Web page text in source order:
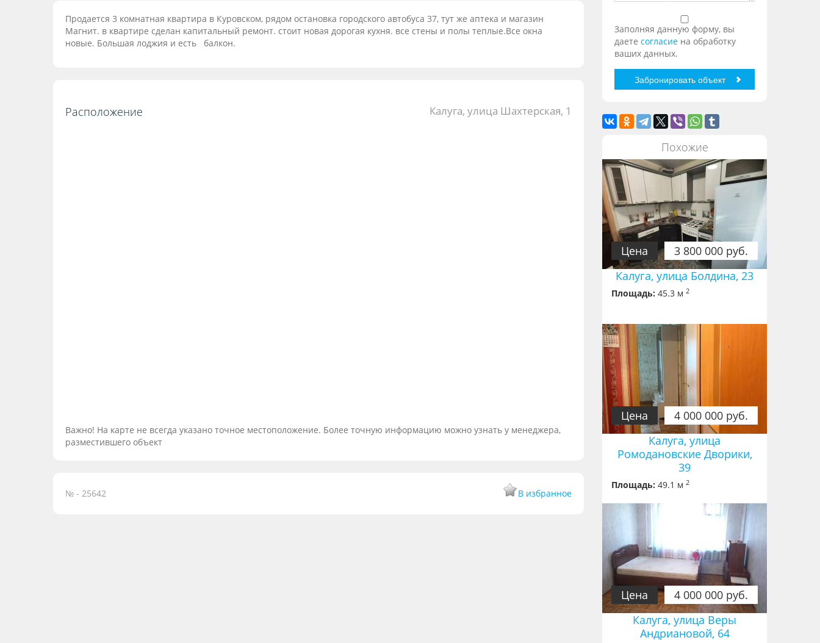
Продается 3 комнатная квартира в Куровском, рядом остановка городского автобуса 37, тут же аптека и магазин
Магнит. в квартире сделан капитальный ремонт. стоит новая дорогая кухня. все стены и полы теплые.Все окна
новые. Большая лоджия и есть балкон.
Расположение Калуга, улица Шахтерская, 1
Важно! На карте не всегда указано точное местоположение. Более точную информацию можно узнать у менеджера,
разместившего объект
№ - 25642 В избранное
Заполняя данную форму, вы
даете согласие на обработку
ваших данных.
Похожие
3 800 000 руб.
Цена
Калуга, улица Болдина, 23
Площадь: 45.3 м 2
4 000 000 руб.
Цена
Калуга, улица
Ромодановские Дворики,
39
Площадь: 49.1 м 2
4 000 000 руб.
Цена
Калуга, улица Веры
Андриановой, 64